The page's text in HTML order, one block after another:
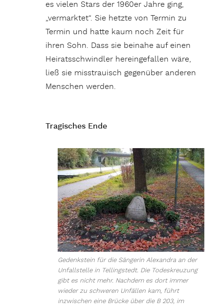
es vielen Stars der 1960er Jahre ging,
„vermarktet“. Sie hetzte von Termin zu
Termin und hatte kaum noch Zeit für
ihren Sohn. Dass sie beinahe auf einen
Heiratsschwindler hereingefallen wäre,
ließ sie misstrauisch gegenüber anderen
Menschen werden.
Tragisches Ende
Gedenkstein für die Sängerin Alexandra an der
Unfallstelle in Tellingstedt. Die Todeskreuzung
gibt es nicht mehr. Nachdem es dort immer
wieder zu schweren Unfällen kam, führt
inzwischen eine Brücke über die B 203, im